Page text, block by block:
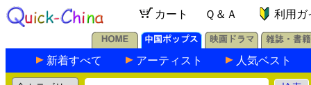
カート Ｑ＆Ａ 利用ガ
新着すべて アーティスト 人気ベスト